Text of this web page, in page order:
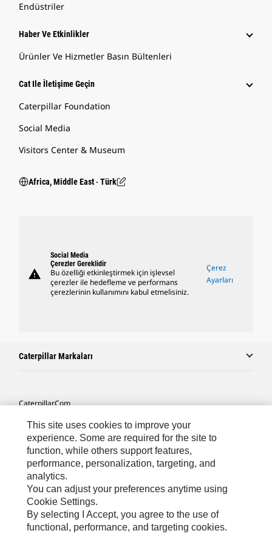
Endüstriler
Haber Ve Etkinlikler
Ürünler Ve Hizmetler Basın Bültenleri
Cat Ile İletişime Geçin
Caterpillar Foundation
Social Media
Visitors Center & Museum
Africa, Middle East ‧ Türk
warning
Social Media
Çerezler Gereklidir
Bu özelliği etkinleştirmek için işlevsel
çerezler ile hedefleme ve performans
çerezlerinin kullanımını kabul etmelisiniz.
Çerez
Ayarları
Caterpillar Markaları
Caterpillar.com
Caterpillar Müşteri Hizmetleri Ve Iletişim
Site Haritası
Cookie Settings
Yasal
Gizlilik
This site uses cookies to improve your
experience. Some are required for the site to
function, while others support features,
performance, personalization, targeting, and
analytics.
You can adjust your preferences anytime using
Cookie Settings.
By selecting I Accept, you agree to the use of
functional, performance, and targeting cookies.